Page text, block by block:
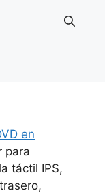
en
para
táctil IPS,